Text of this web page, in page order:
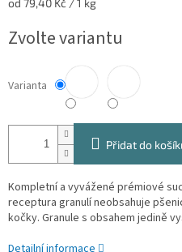
od 79,40 Kč / 1 kg
Zvolte variantu
Varianta
Přidat do
Kompletní a vyvážené prémiové
receptura granulí neobsahuje
kočky. Granule s obsahem jedině